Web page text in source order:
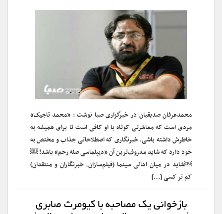
محمدعرفان صدیقیان در خبرگزاری صبا نوشت : «محمد تاجیک»
مردی است که معاشرتی کوتاه با او کافی است تا برای همیشه به
خاطرش داشته باشی. خبرنگاری که اصطلاحاتی جذاب و مختص به
خود دارد که شاید معروف‌ترین آن «دیپلماسی صله رحم» باشد! ￼
￼شاید در میان اهالی سینما (فیلم‌سازان، خبرنگاران و منتقدان)
کم تر کسی […]
بازخوانی یک مصاحبه با کیومرث صابری